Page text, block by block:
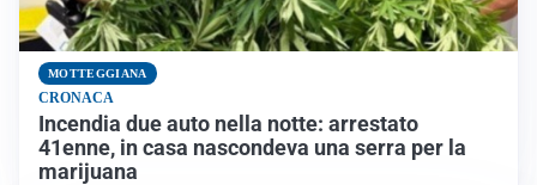
MOTTEGGIANA
CRONACA
Incendia due auto nella notte: arrestato
41enne, in casa nascondeva una serra per la
marijuana